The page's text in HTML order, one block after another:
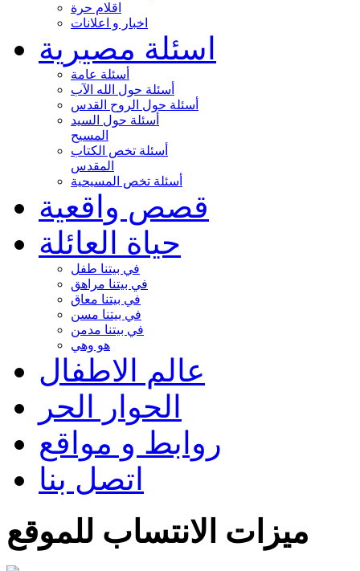
اقلام حرة
اخبار و اعلانات
اسئلة مصيرية
أسئلة عامة
أسئلة حول الله الآب
أسئلة حول الروح القدس
أسئلة حول السيد
المسيح
أسئلة تخص الكتاب
المقدس
أسئلة تخص المسيحية
قصص واقعية
حياة العائلة
في بيتنا طفل
في بيتنا مراهق
في بيتنا معاق
في بيتنا مسن
في بيتنا مدمن
هو وهي
عالم الاطفال
الحوار الحر
روابط و مواقع
اتصل بنا
ميزات الانتساب للموقع